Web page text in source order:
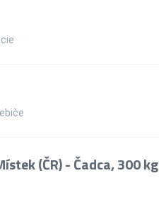
(ČR) - Čadca, 300 kg